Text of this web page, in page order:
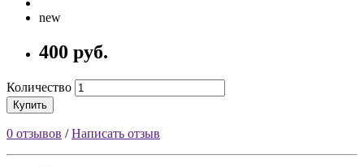
new
400 руб.
Количество
Купить
0 отзывов /Написать отзыв